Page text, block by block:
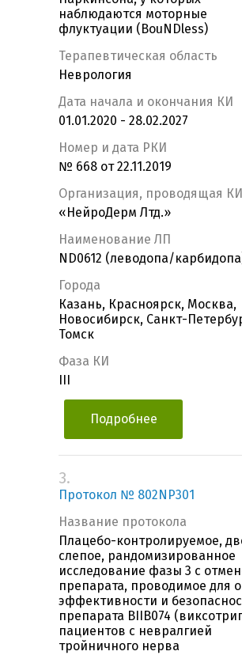
наблюдаются моторные
флуктуации (BouNDless)
Терапевтическая область
Неврология
Дата начала и окончания КИ
01.01.2020 - 28.02.2027
Номер и дата РКИ
№ 668 от 22.11.2019
Организация, проводящая КИ
«НейроДерм Лтд.»
Наименование ЛП
ND0612 (леводопа/
Города
Казань, Красноярск, Москва,
Новосибирск, Санкт-
Томск
Фаза КИ
Подробнее
3.
Протокол № 802NP301
Название протокола
Плацебо-контролируемое,
слепое, рандомизированное
исследование фазы 3 с
препарата, проводимое для
эффективности и
препарата BIIB074
пациентов с невралгией
тройничного нерва